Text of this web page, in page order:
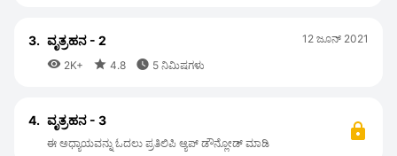
3. ವೃತ್ರಹನ - 2
 2K+  4.8  5 ನಿಮಿಷಗಳು
12 ಜೂನ್ 2021
4. ವೃತ್ರಹನ - 3
ಈ ಅಧ್ಯಾಯವನ್ನು ಓದಲು ಪ್ರತಿಲಿಪಿ ಆ್ಯಪ್ ಡೌನ್ಲೋಡ್ ಮಾಡಿ